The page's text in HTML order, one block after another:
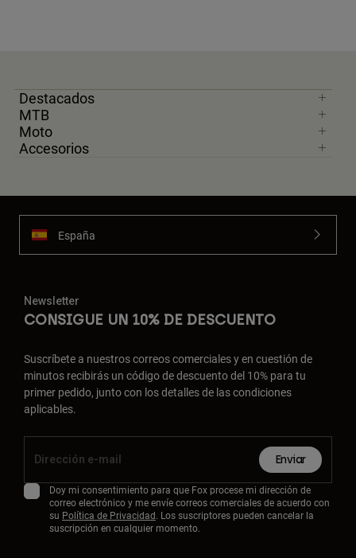
Destacados
MTB
Moto
Accesorios
España
Newsletter
CONSIGUE UN 10% DE DESCUENTO
Suscríbete a nuestros correos comerciales y en cuestión de
minutos recibirás un código de descuento del 10% para tu
primer pedido, junto con los detalles de las condiciones
aplicables.
Enviar
Doy mi consentimiento para que Fox procese mi dirección de
correo electrónico y me envíe correos comerciales de acuerdo con
su Política de Privacidad. Los suscriptores pueden cancelar la
suscripción en cualquier momento.